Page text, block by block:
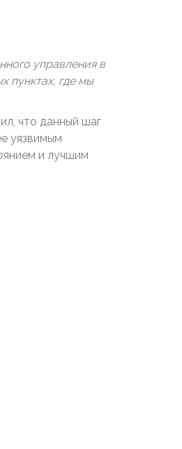
управления в
пунктах, где мы
что данный шаг
уязвимым
и лучшим